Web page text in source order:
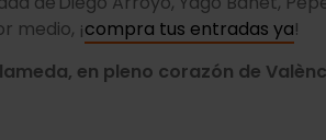
medio, ¡compra tus entradas ya!
en pleno corazón de